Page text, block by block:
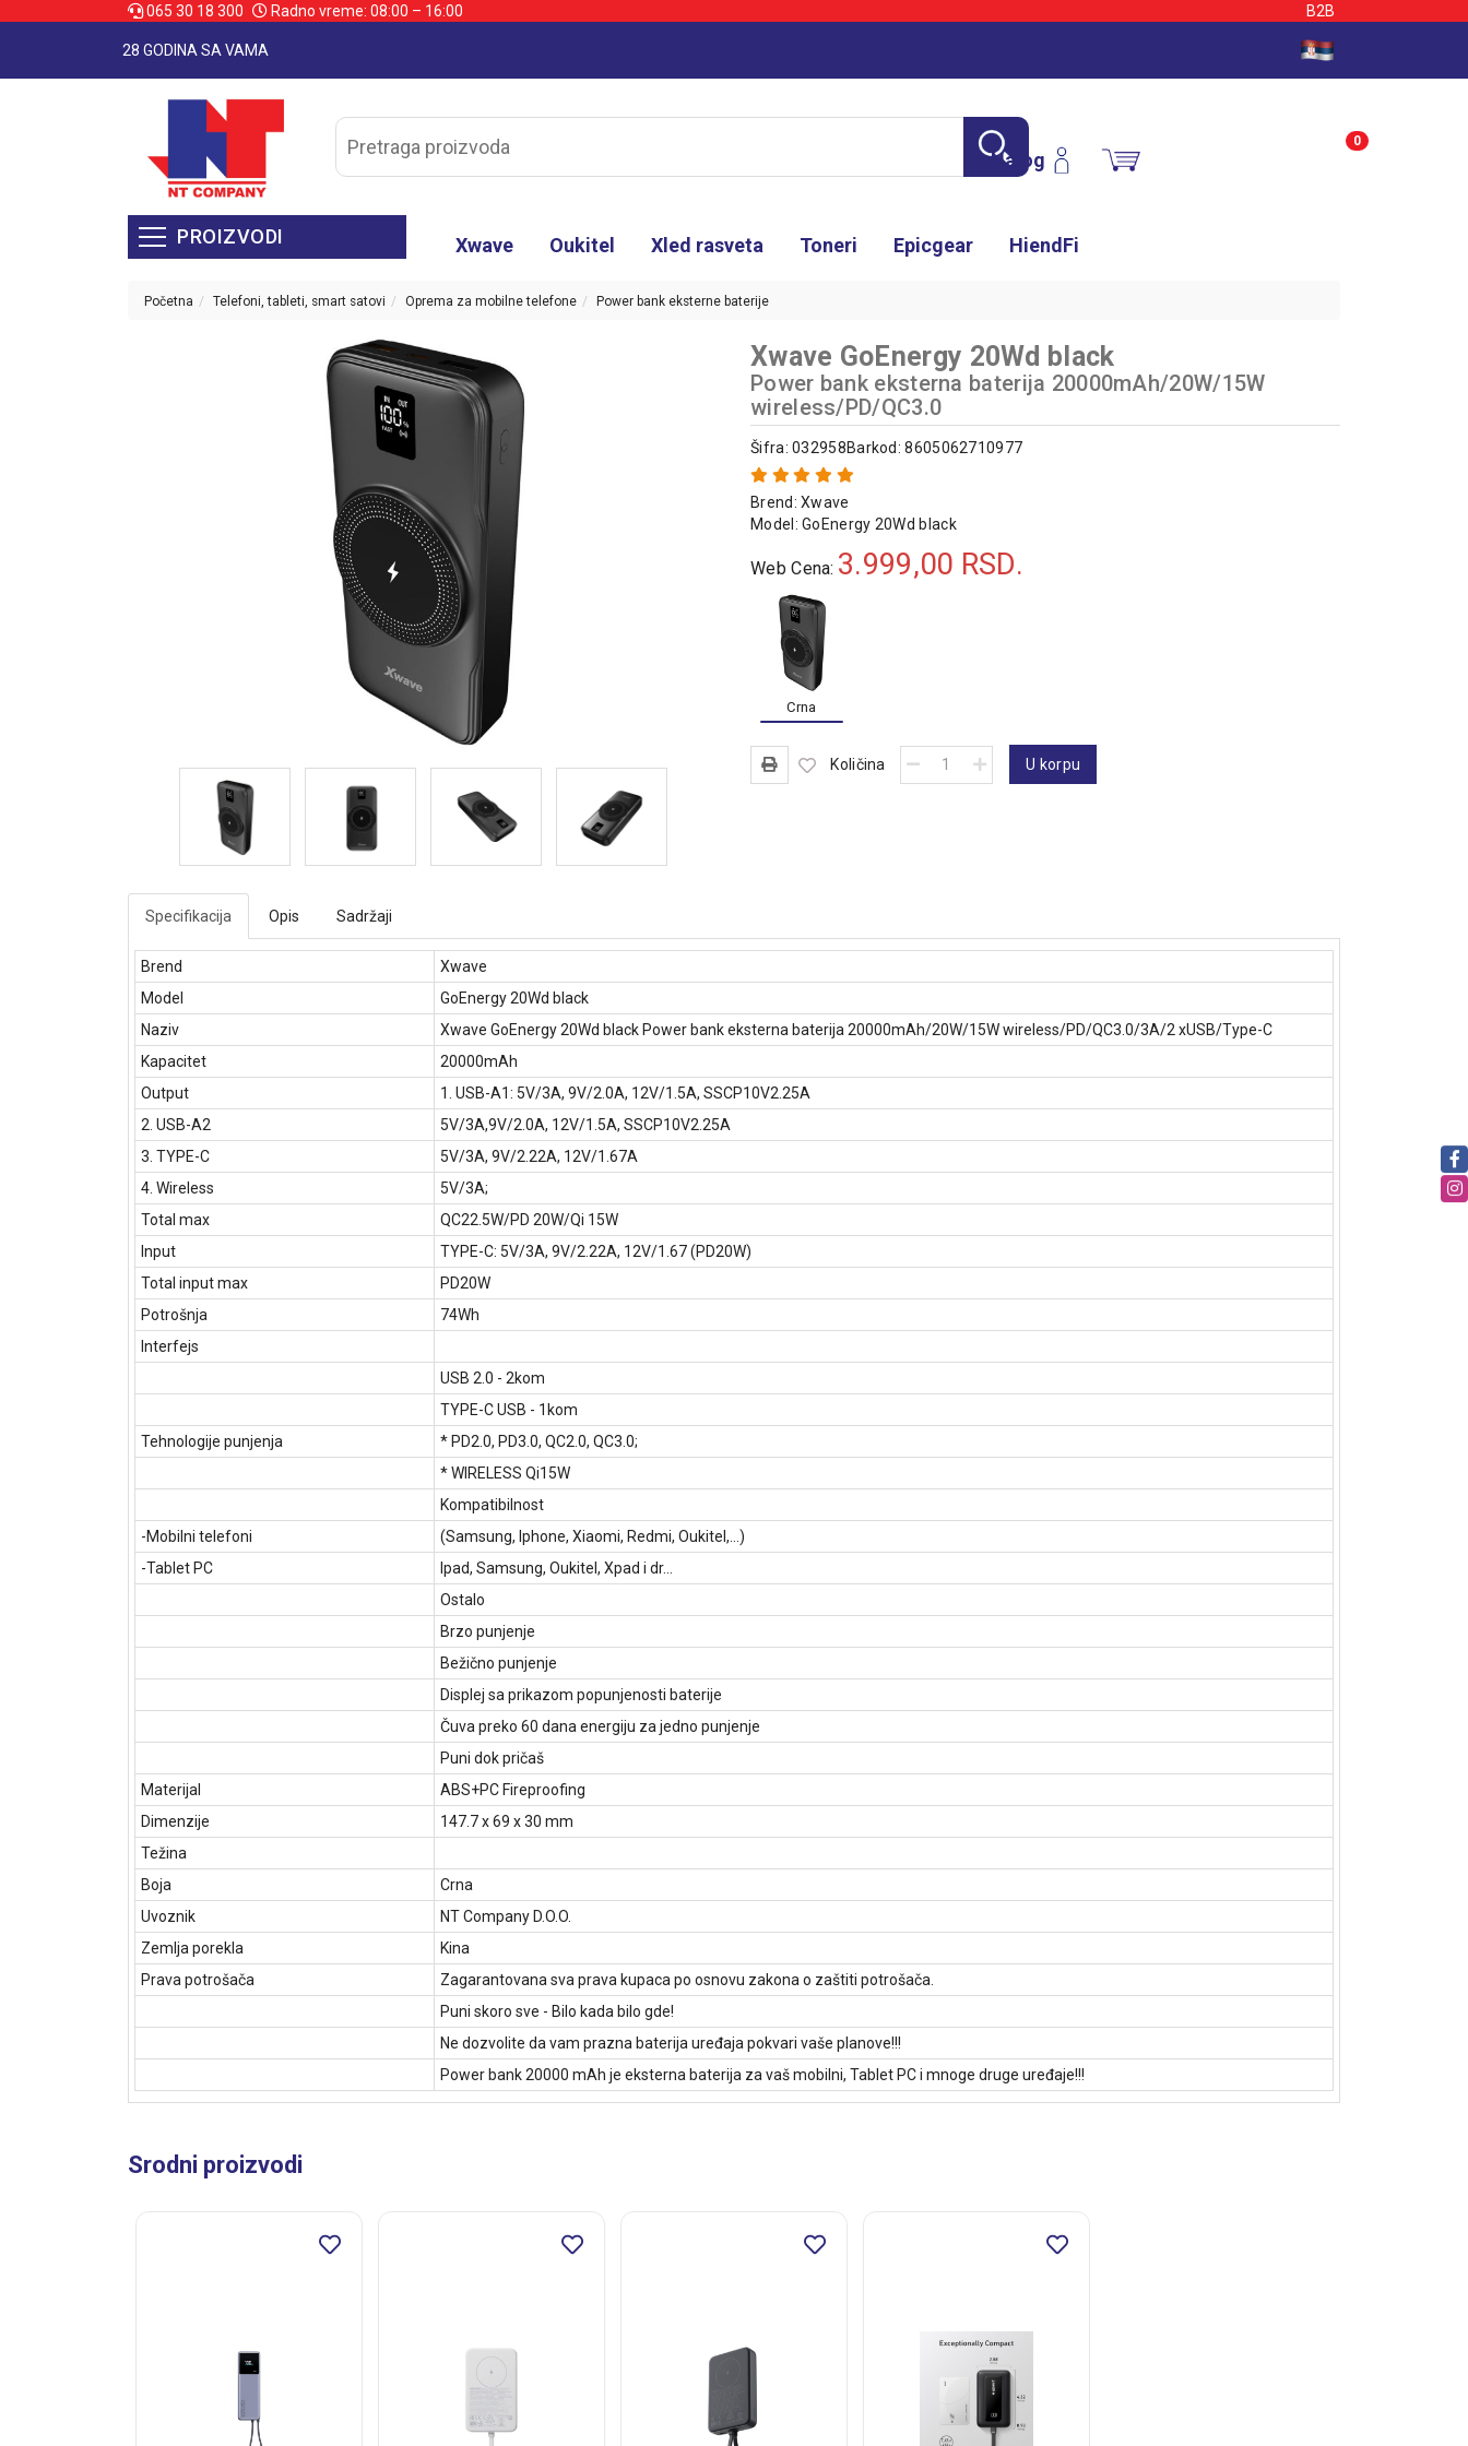
065 30 18 300 Radno vreme: 08:00 – 16:00 B2B
28 GODINA SA VAMA
Nalog
0
PROIZVODI Xwave Oukitel Xled rasveta Toneri Epicgear HiendFi
Početna Telefoni, tableti, smart satovi Oprema za mobilne telefone Power bank eksterne baterije
Xwave GoEnergy 20Wd black
Power bank eksterna baterija 20000mAh/20W/15W
wireless/PD/QC3.0
Šifra: 032958Barkod: 8605062710977
Brend:Xwave
Model:GoEnergy 20Wd black
Web Cena: 3.999,00 RSD.
Crna
Količina U korpu
Specifikacija Opis Sadržaji
Brend
Xwave
Model
GoEnergy 20Wd black
Naziv
Xwave GoEnergy 20Wd black Power bank eksterna baterija 20000mAh/20W/15W wireless/PD/QC3.0/3A/2 xUSB/Type-C
Kapacitet
20000mAh
Output
1. USB-A1: 5V/3A, 9V/2.0A, 12V/1.5A, SSCP10V2.25A
2. USB-A2
5V/3A,9V/2.0A, 12V/1.5A, SSCP10V2.25A
3. TYPE-C
5V/3A, 9V/2.22A, 12V/1.67A
4. Wireless
5V/3A;
Total max
QC22.5W/PD 20W/Qi 15W
Input
TYPE-C: 5V/3A, 9V/2.22A, 12V/1.67 (PD20W)
Total input max
PD20W
Potrošnja
74Wh
Interfejs
USB 2.0 - 2kom
TYPE-C USB - 1kom
Tehnologije punjenja
* PD2.0, PD3.0, QC2.0, QC3.0;
* WIRELESS Qi15W
Kompatibilnost
-Mobilni telefoni
(Samsung, Iphone, Xiaomi, Redmi, Oukitel,...)
-Tablet PC
Ipad, Samsung, Oukitel, Xpad i dr...
Ostalo
Brzo punjenje
Bežično punjenje
Displej sa prikazom popunjenosti baterije
Čuva preko 60 dana energiju za jedno punjenje
Puni dok pričaš
Materijal
ABS+PC Fireproofing
Dimenzije
147.7 x 69 x 30 mm
Težina
Boja
Crna
Uvoznik
NT Company D.O.O.
Zemlja porekla
Kina
Prava potrošača
Zagarantovana sva prava kupaca po osnovu zakona o zaštiti potrošača.
Puni skoro sve - Bilo kada bilo gde!
Ne dozvolite da vam prazna baterija uređaja pokvari vaše planove!!!
Power bank 20000 mAh je eksterna baterija za vaš mobilni, Tablet PC i mnoge druge uređaje!!!
Srodni proizvodi